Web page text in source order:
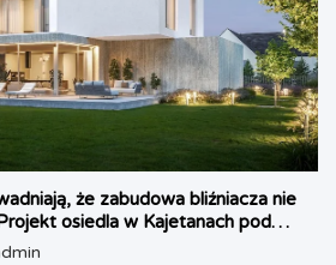
że zabudowa bliźniacza nie
osiedla w Kajetanach pod